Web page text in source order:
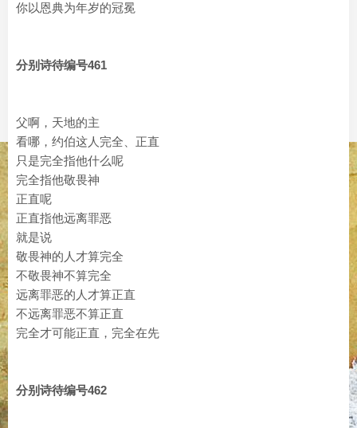
你以恩典为年岁的冠冕
分别诗待编号461
父啊，天地的主
看哪，约伯这人完全、正直
只是完全指他什么呢
完全指他敬畏神
正直呢
正直指他远离罪恶
就是说
敬畏神的人才算完全
不敬畏神不算完全
远离罪恶的人才算正直
不远离罪恶不算正直
完全才可能正直，完全在先
分别诗待编号462